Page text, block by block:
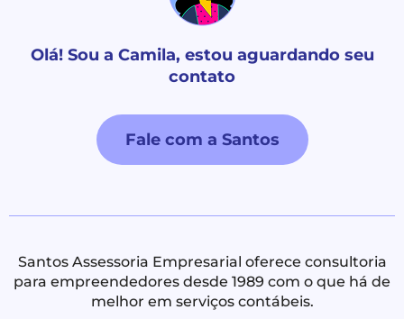
Olá! Sou a Camila, estou aguardando seu
contato
Fale com a Santos
Santos Assessoria Empresarial oferece consultoria
para empreendedores desde 1989 com o que há de
melhor em serviços contábeis.